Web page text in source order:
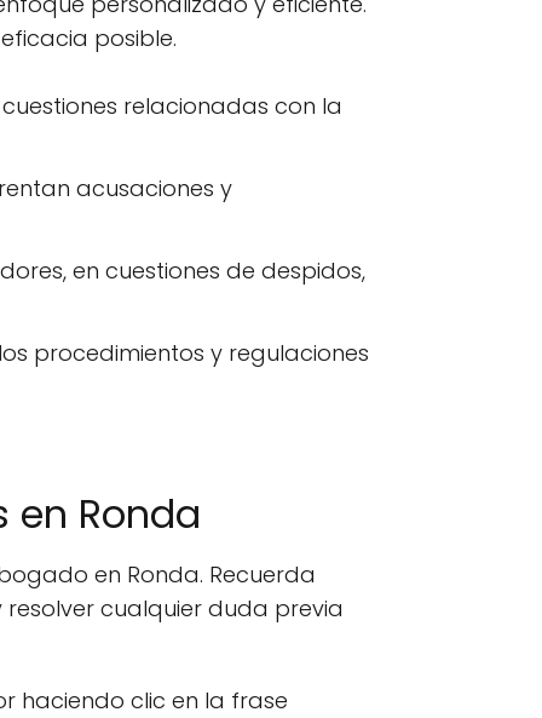
posible.
relacionadas con la
acusaciones y
en cuestiones de despidos,
procedimientos y regulaciones
Ronda
en Ronda. Recuerda
cualquier duda previa
haciendo clic en la frase